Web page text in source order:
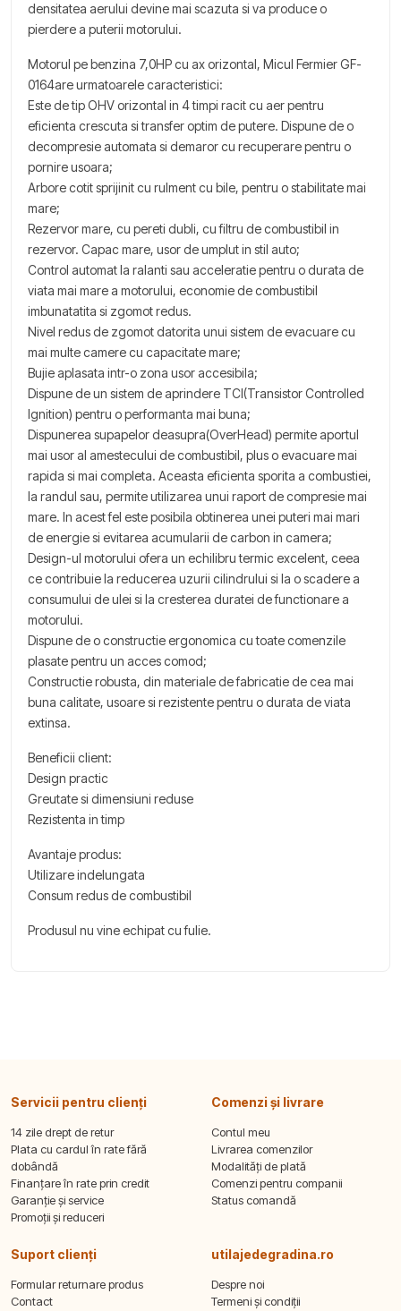
densitatea aerului devine mai scazuta si va produce o
pierdere a puterii motorului.
Motorul pe benzina 7,0HP cu ax orizontal, Micul Fermier GF-
0164are urmatoarele caracteristici:
Este de tip OHV orizontal in 4 timpi racit cu aer pentru
eficienta crescuta si transfer optim de putere. Dispune de o
decompresie automata si demaror cu recuperare pentru o
pornire usoara;
Arbore cotit sprijinit cu rulment cu bile, pentru o stabilitate mai
mare;
Rezervor mare, cu pereti dubli, cu filtru de combustibil in
rezervor. Capac mare, usor de umplut in stil auto;
Control automat la ralanti sau acceleratie pentru o durata de
viata mai mare a motorului, economie de combustibil
imbunatatita si zgomot redus.
Nivel redus de zgomot datorita unui sistem de evacuare cu
mai multe camere cu capacitate mare;
Bujie aplasata intr-o zona usor accesibila;
Dispune de un sistem de aprindere TCI(Transistor Controlled
Ignition) pentru o performanta mai buna;
Dispunerea supapelor deasupra(OverHead) permite aportul
mai usor al amestecului de combustibil, plus o evacuare mai
rapida si mai completa. Aceasta eficienta sporita a combustiei,
la randul sau, permite utilizarea unui raport de compresie mai
mare. In acest fel este posibila obtinerea unei puteri mai mari
de energie si evitarea acumularii de carbon in camera;
Design-ul motorului ofera un echilibru termic excelent, ceea
ce contribuie la reducerea uzurii cilindrului si la o scadere a
consumului de ulei si la cresterea duratei de functionare a
motorului.
Dispune de o constructie ergonomica cu toate comenzile
plasate pentru un acces comod;
Constructie robusta, din materiale de fabricatie de cea mai
buna calitate, usoare si rezistente pentru o durata de viata
extinsa.
Beneficii client:
Design practic
Greutate si dimensiuni reduse
Rezistenta in timp
Avantaje produs:
Utilizare indelungata
Consum redus de combustibil
Produsul nu vine echipat cu fulie.
Servicii pentru clienți
14 zile drept de retur
Plata cu cardul în rate fără
dobândă
Finanțare în rate prin credit
Garanție și service
Promoții și reduceri
Comenzi și livrare
Contul meu
Livrarea comenzilor
Modalități de plată
Comenzi pentru companii
Status comandă
Suport clienți
Formular returnare produs
Contact
utilajedegradina.ro
Despre noi
Termeni și condiții